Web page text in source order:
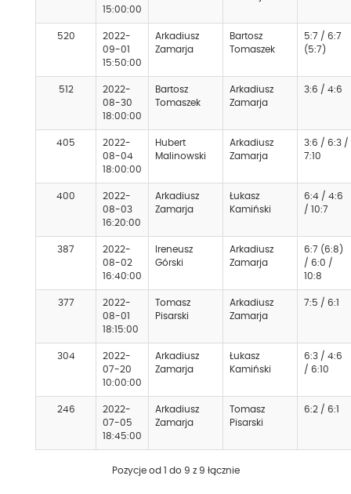
15:00:00
520
2022-
09-01
15:50:00
Arkadiusz
Zamarja
Bartosz
Tomaszek
5:7 / 6:7
(5:7)
512
2022-
08-30
18:00:00
Bartosz
Tomaszek
Arkadiusz
Zamarja
3:6 / 4:6
405
2022-
08-04
18:00:00
Hubert
Malinowski
Arkadiusz
Zamarja
3:6 / 6:3 /
7:10
400
2022-
08-03
16:20:00
Arkadiusz
Zamarja
Łukasz
Kamiński
6:4 / 4:6
/ 10:7
387
2022-
08-02
16:40:00
Ireneusz
Górski
Arkadiusz
Zamarja
6:7 (6:8)
/ 6:0 /
10:8
377
2022-
08-01
18:15:00
Tomasz
Pisarski
Arkadiusz
Zamarja
7:5 / 6:1
304
2022-
07-20
10:00:00
Arkadiusz
Zamarja
Łukasz
Kamiński
6:3 / 4:6
/ 6:10
246
2022-
07-05
18:45:00
Arkadiusz
Zamarja
Tomasz
Pisarski
6:2 / 6:1
Pozycje od 1 do 9 z 9 łącznie